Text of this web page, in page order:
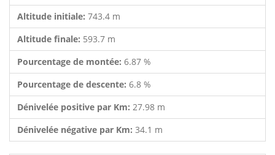
Altitude initiale: 743.4 m
Altitude finale: 593.7 m
Pourcentage de montée: 6.87 %
Pourcentage de descente: 6.8 %
Dénivelée positive par Km: 27.98 m
Dénivelée négative par Km: 34.1 m